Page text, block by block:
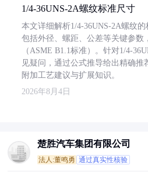
1/4-36UNS-2A螺纹标准尺寸
本文详细解析1/4-36UNS-2A螺纹的
包括外径、螺距、公差等关键参数
（ASME B1.1标准）。针对1/4-
见疑问，通过公式推导给出精确推
附加工艺建议与扩展知识。
2026年8月4日
楚胜汽车集团有限公司
法人:董鸣勇 通过真实性核验